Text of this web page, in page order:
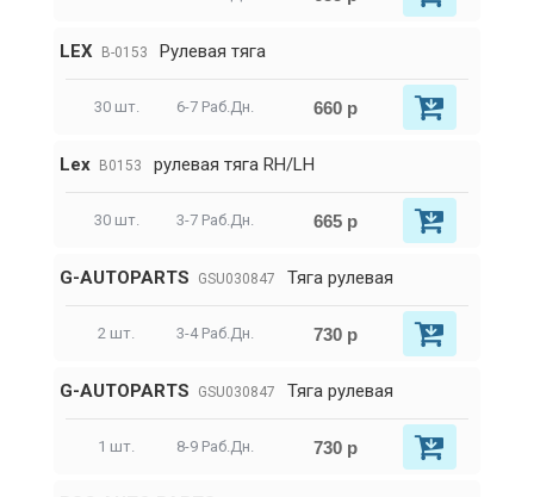
LEX B-0153 Рулевая тяга
30 шт. 6-7 Раб.Дн. 660 р
Lex B0153 рулевая тяга RH/LH
30 шт. 3-7 Раб.Дн. 665 р
G-AUTOPARTS GSU030847 Тяга рулевая
2 шт. 3-4 Раб.Дн. 730 р
G-AUTOPARTS GSU030847 Тяга рулевая
1 шт. 8-9 Раб.Дн. 730 р